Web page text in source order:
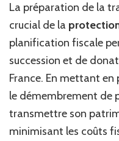
La préparation de la
crucial de la
planification fiscale
succession et de
France. En mettant en
le démembrement de
transmettre son
minimisant les coûts